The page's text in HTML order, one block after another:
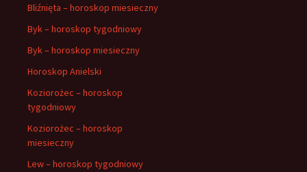
Bliźnięta – horoskop miesieczny
Byk – horoskop tygodniowy
Byk – horoskop miesieczny
Horoskop Anielski
Koziorożec – horoskop
tygodniowy
Koziorożec – horoskop
miesieczny
Lew – horoskop tygodniowy